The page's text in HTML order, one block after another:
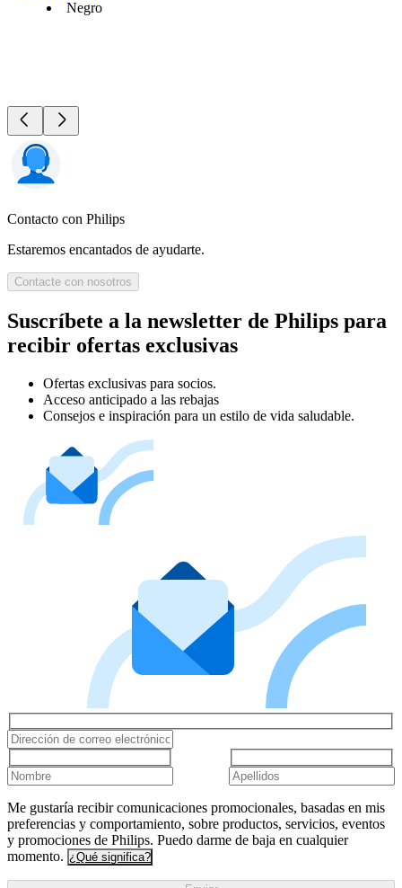
Negro
Contacto con Philips
Estaremos encantados de ayudarte.
Contacte con nosotros
Suscríbete a la newsletter de Philips para
recibir ofertas exclusivas
Ofertas exclusivas para socios.
Acceso anticipado a las rebajas
Consejos e inspiración para un estilo de vida saludable.
Me gustaría recibir comunicaciones promocionales, basadas en mis
preferencias y comportamiento, sobre productos, servicios, eventos
y promociones de Philips. Puedo darme de baja en cualquier
momento. ¿Qué significa?